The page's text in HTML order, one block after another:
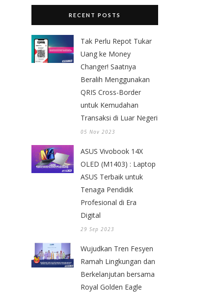
RECENT POSTS
Tak Perlu Repot Tukar
Uang ke Money
Changer! Saatnya
Beralih Menggunakan
QRIS Cross-Border
untuk Kemudahan
Transaksi di Luar Negeri
05 Nov 2023
ASUS Vivobook 14X
OLED (M1403) : Laptop
ASUS Terbaik untuk
Tenaga Pendidik
Profesional di Era
Digital
29 Sep 2023
Wujudkan Tren Fesyen
Ramah Lingkungan dan
Berkelanjutan bersama
Royal Golden Eagle